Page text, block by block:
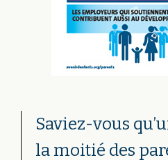
Saviez-vous
la moitié des